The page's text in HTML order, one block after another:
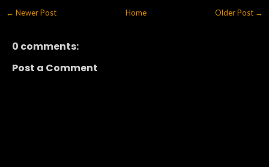
← Newer Post Older Post →
Home
0 comments:
Post a Comment